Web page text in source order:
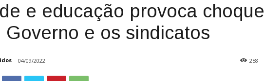
e educação provoca choque
Governo e os sindicatos
04/09/2022 258